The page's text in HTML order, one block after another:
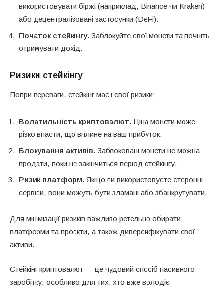
використовувати біржі (наприклад, Binance чи Kraken)
або децентралізовані застосунки (DeFi).
Початок стейкінгу. Заблокуйте свої монети та почніть
отримувати дохід.
Ризики стейкінгу
Попри переваги, стейкінг має і свої ризики:
Волатильність криптовалют. Ціна монети може
різко впасти, що вплине на ваш прибуток.
Блокування активів. Заблоковані монети не можна
продати, поки не закінчиться період стейкінгу.
Ризик платформ. Якщо ви використовуєте сторонні
сервіси, вони можуть бути зламані або збанкрутувати.
Для мінімізації ризиків важливо ретельно обирати
платформи та проєкти, а також диверсифікувати свої
активи.
Стейкінг криптовалют — це чудовий спосіб пасивного
заробітку, особливо для тих, хто вже володіє